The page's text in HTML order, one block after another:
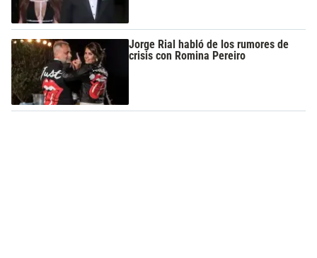
Jorge Rial habló de los rumores de
crisis con Romina Pereiro